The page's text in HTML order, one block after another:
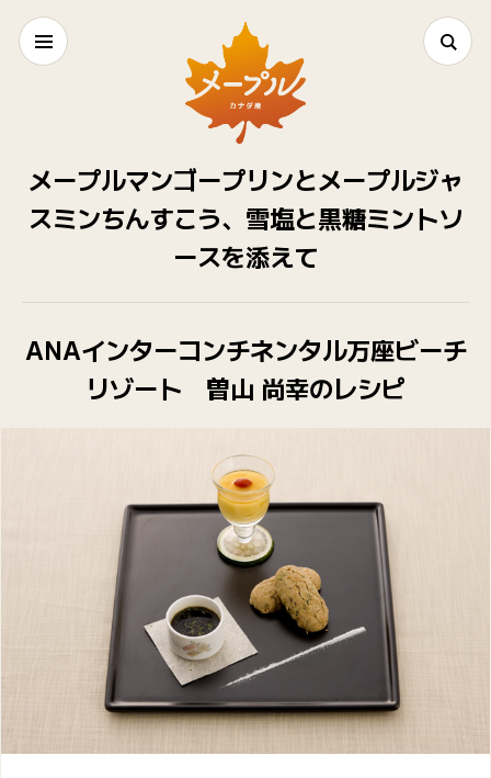
メープルマンゴープリンとメープルジャ
スミンちんすこう、雪塩と黒糖ミントソ
ースを添えて
ANAインターコンチネンタル万座ビーチ
リゾート 曽山 尚幸のレシピ